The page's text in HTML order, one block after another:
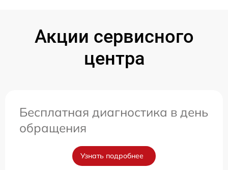
Акции сервисного
центра
Бесплатная диагностика в день
обращения
Узнать подробнее